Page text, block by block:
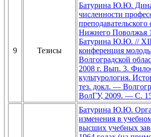
9 Тезисы
Батурина Ю.Ю.
численности
преподавательского
Нижнего Поволжья
Батурина Ю.Ю. //
конференция
Волгоградской
2008 г. Вып. 3.
культурология.
тез. докл. —
ВолГУ, 2009. — С.
Батурина Ю.Ю.
изменения в
высших учебных